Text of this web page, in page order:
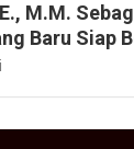
M.M.
Baru Siap